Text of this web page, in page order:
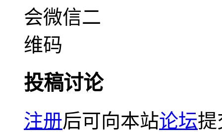
投稿讨论
注册后可向本站论坛提